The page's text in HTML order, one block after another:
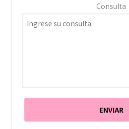
Consulta